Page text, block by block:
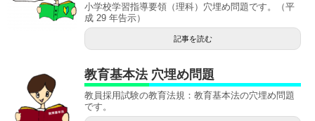
小学校学習指導要領（理科）穴埋め問題です。（平
成 29 年告示）
記事を読む
教育基本法 穴埋め問題
教員採用試験の教育法規：教育基本法の穴埋め問題
です。